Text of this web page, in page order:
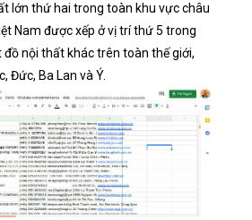
lớn thứ hai trong toàn khu vực châu
Nam được xếp ở vị trí thứ 5 trong
đồ nội thất khác trên toàn thế giới,
Đức, Ba Lan và Ý.